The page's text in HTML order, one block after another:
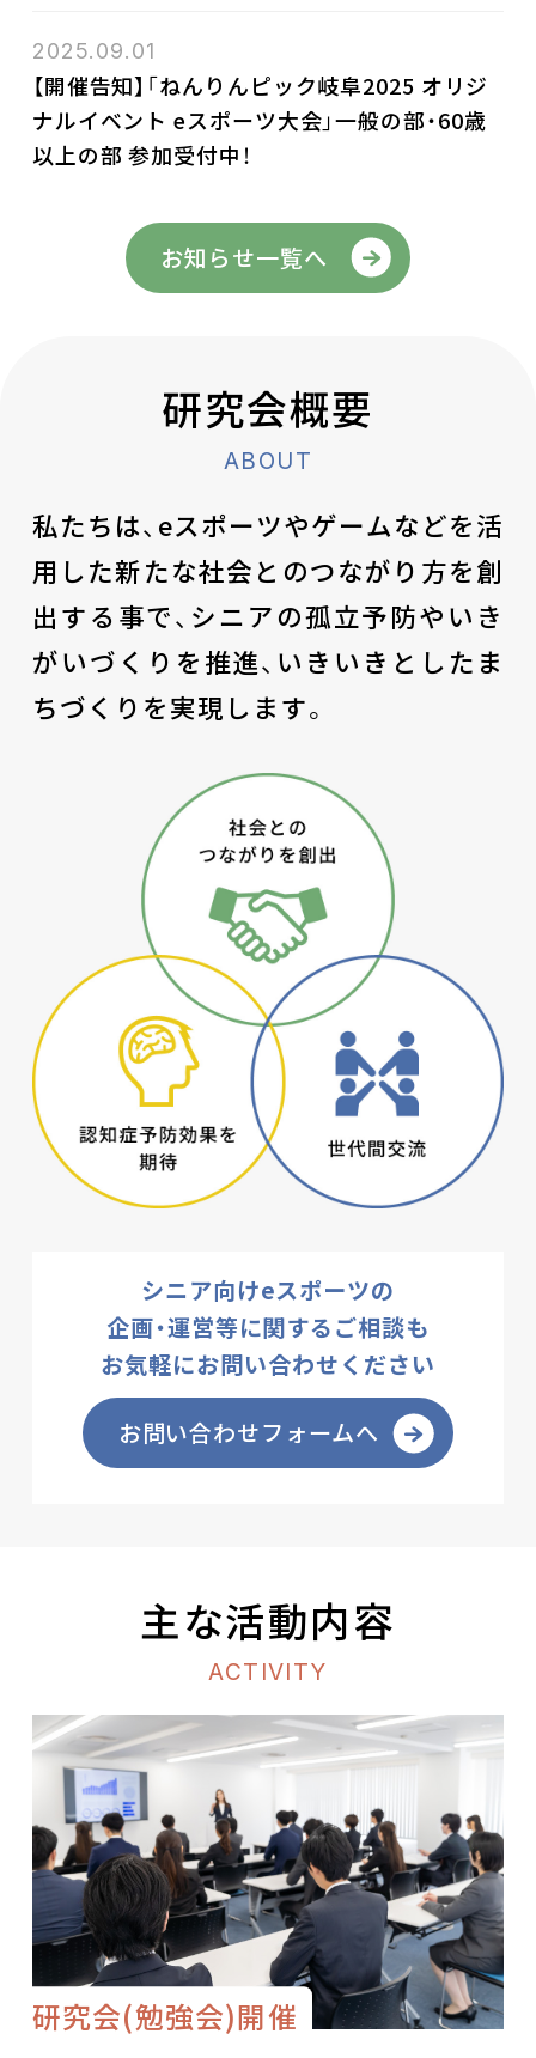
2025.09.01
【開催告知】「ねんりんピック岐阜2025 オリジ
ナルイベント eスポーツ大会」一般の部・60歳
以上の部 参加受付中！
お知らせ一覧へ
研究会概要
ABOUT
私たちは、eスポーツやゲームなどを活
用した新たな社会とのつながり方を創
出する事で、 シニアの孤立予防やいき
がいづくりを推進、 いきいきとしたま
ちづくりを実現します。
シニア向けeスポーツの
企画・運営等に関するご相談も
お気軽にお問い合わせください
お問い合わせフォームへ
主な活動内容
ACTIVITY
研究会(勉強会)開催